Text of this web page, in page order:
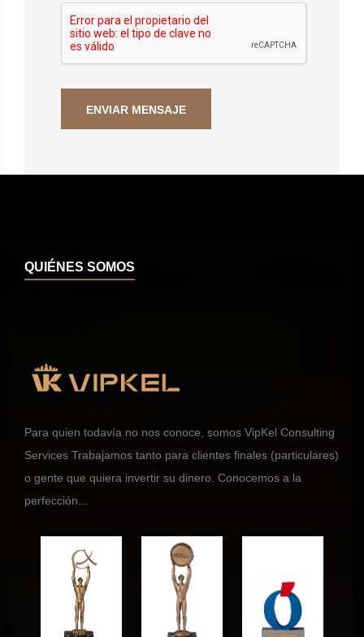
QUIÉNES SOMOS
Para quien todavía no nos conoce, somos VipKel Consulting
Services Trabajamos tanto para clientes finales (particulares)
o gente que quiera invertir su dinero. Conocemos a la
perfección...